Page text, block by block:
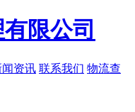
限公司
闻资讯 联系我们 物流查